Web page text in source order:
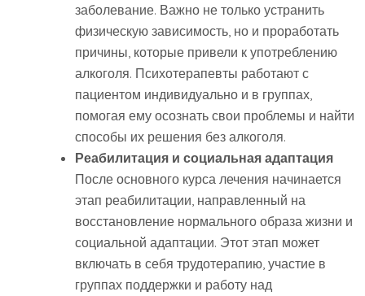
заболевание. Важно не только устранить
физическую зависимость, но и проработать
причины, которые привели к употреблению
алкоголя. Психотерапевты работают с
пациентом индивидуально и в группах,
помогая ему осознать свои проблемы и найти
способы их решения без алкоголя.
Реабилитация и социальная адаптация
После основного курса лечения начинается
этап реабилитации, направленный на
восстановление нормального образа жизни и
социальной адаптации. Этот этап может
включать в себя трудотерапию, участие в
группах поддержки и работу над